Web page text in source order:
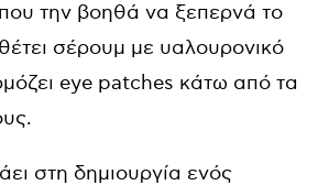
την βοηθά να ξεπερνά το
σέρουμ με υαλουρονικό
eye patches κάτω από τα
στη δημιουργία ενός